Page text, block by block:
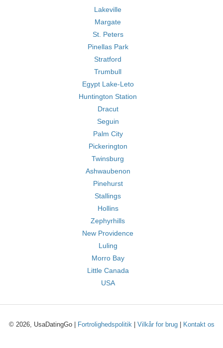
Lakeville
Margate
St. Peters
Pinellas Park
Stratford
Trumbull
Egypt Lake-Leto
Huntington Station
Dracut
Seguin
Palm City
Pickerington
Twinsburg
Ashwaubenon
Pinehurst
Stallings
Hollins
Zephyrhills
New Providence
Luling
Morro Bay
Little Canada
USA
© 2026, UsaDatingGo | Fortrolighedspolitik| Vilkår for brug| Kontakt os